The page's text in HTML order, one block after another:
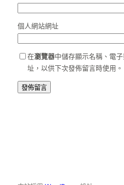
個人網站網址
在瀏覽器中儲存顯示名稱、電
址，以供下次發佈留言時使用。